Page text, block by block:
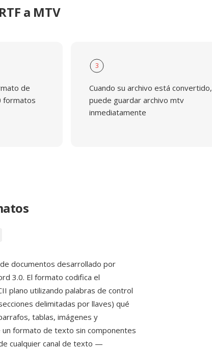
a MTV
de
formatos
3
Cuando su archivo está convertido,
puede guardar archivo mtv
inmediatamente
documentos desarrollado por
3.0. El formato codifica el
plano utilizando palabras de control
delimitadas por llaves) qué
tablas, imágenes y
un formato de texto sin componentes
cualquier canal de texto —